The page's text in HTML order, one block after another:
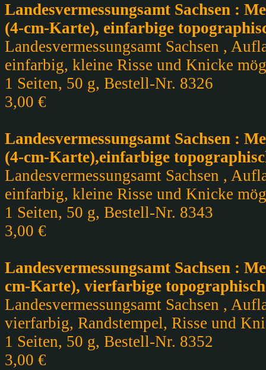
Landesvermessungsamt Sachsen :
(4-cm-Karte), einfarbige
Landesvermessungsamt Sachsen ,
einfarbig, kleine Risse und Knicke
1 Seiten, 50 g, Bestell-Nr. 8326
3,00 €
Landesvermessungsamt Sachsen :
(4-cm-Karte),einfarbige
Landesvermessungsamt Sachsen ,
einfarbig, kleine Risse und Knicke
1 Seiten, 50 g, Bestell-Nr. 8343
3,00 €
Landesvermessungsamt Sachsen :
cm-Karte), vierfarbige
Landesvermessungsamt Sachsen ,
vierfarbig, Randstempel, Risse und
1 Seiten, 50 g, Bestell-Nr. 8352
3,00 €